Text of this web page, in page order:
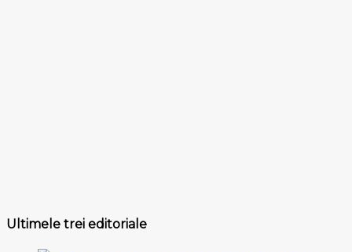
Ultimele trei editoriale